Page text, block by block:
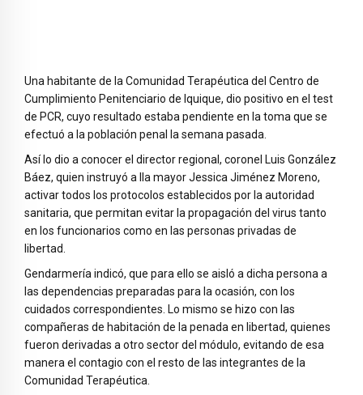
Una habitante de la Comunidad Terapéutica del Centro de
Cumplimiento Penitenciario de Iquique, dio positivo en el test
de PCR, cuyo resultado estaba pendiente en la toma que se
efectuó a la población penal la semana pasada.
Así lo dio a conocer el director regional, coronel Luis González
Báez, quien instruyó a lla mayor Jessica Jiménez Moreno,
activar todos los protocolos establecidos por la autoridad
sanitaria, que permitan evitar la propagación del virus tanto
en los funcionarios como en las personas privadas de
libertad.
Gendarmería indicó, que para ello se aisló a dicha persona a
las dependencias preparadas para la ocasión, con los
cuidados correspondientes. Lo mismo se hizo con las
compañeras de habitación de la penada en libertad, quienes
fueron derivadas a otro sector del módulo, evitando de esa
manera el contagio con el resto de las integrantes de la
Comunidad Terapéutica.